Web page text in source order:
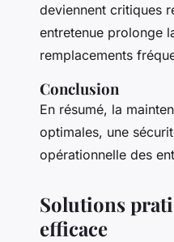
deviennent critiques
entretenue prolonge
remplacements
Conclusion
En résumé, la
optimales, une
opérationnelle des
Solutions
efficace